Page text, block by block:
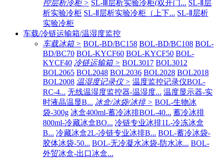
控层析冷柜 > SL-Ⅲ层析实验冷柜(双开门... SL-Ⅱ层
析实验冷柜 SL-Ⅱ层析实验冷柜（上下... SL-Ⅱ层析
实验冷柜
车载/冷链运输箱/温湿度监控
车载冰箱 > BOL-BD/BC158 BOL-BD/BC108 BOL-
BD/BC70 BOL-KYCF60 BOL-KYCF50 BOL-
KYCF40 冷链运输箱 > BOL3017 BOL3012
BOL2065 BOL2048 BOL2036 BOL2028 BOL2018
BOL2008 温湿度记录仪 > 温度监控记录仪BOL-
RC-4... 无线温湿度监控器-温湿度... 温度显示器-实
时液晶温显B... 冰盒/冰袋/冰排 > BOL-生物冰
袋-300g 冰盒400ml-蓄冷冰排BOL-40... 蓄冷冰排
800ml-冷藏冰盒BO... 冷链专业冰排1L-冷冻冰盒
B... 冷藏冰盒2L-冷链专业冰排B... BOL-蓄冷冰袋-
胶体冰袋-50... BOL-无冷凝水冰袋-防水冰... BOL-
外贸冰盒-出口冰盒...